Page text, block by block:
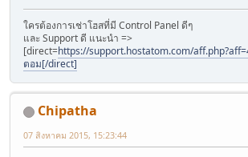
ใครต้องการเช่าโฮสที่มี Control Panel ดีๆ
และ Support ดี แนะนำ =>
[direct=https://support.hostatom.com/
ตอม[/direct]
Chipatha
07 สิงหาคม 2015, 15:23:44